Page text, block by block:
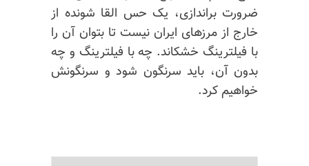
ضرورت براندازی، یک حس القا شونده از
خارج از مرزهای ایران نیست تا بتوان آن را
با فیلترینگ خشکاند. چه با فیلترینگ و چه
بدون آن، باید سرنگون شود و سرنگونش
خواهیم کرد.